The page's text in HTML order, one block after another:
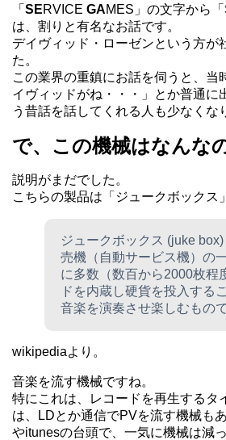
「 SERVICE GAMES」の文字から
は、割りと有名なお話です。
デイヴィッド・ローゼンという方が
た。
この業界の重鎮にお話を伺うと、当
イヴィッドがね・・・」とか普通に
う昔話を話してくれる人も少なくな
で、この機械はなんな
説明がまだでした。
こちらの製品は「ジュークボックス
ジュークボックス (juke
売機（自動サービス機）の
に多数（数百から2000枚程
ドを内蔵し硬貨を投入する
音楽を演奏させ楽しむもので
wikipediaより。
音楽を流す機械ですね。
特にこれは、レコードを再生するタ
は、LDとか通信でPVを流す機械も
やitunesの台頭で、一気に機械は減